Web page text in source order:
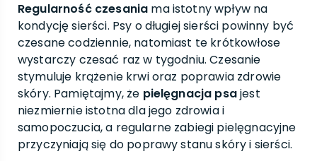
Regularność czesania ma istotny wpływ na
kondycję sierści. Psy o długiej sierści powinny być
czesane codziennie, natomiast te krótkowłose
wystarczy czesać raz w tygodniu. Czesanie
stymuluje krążenie krwi oraz poprawia zdrowie
skóry. Pamiętajmy, że pielęgnacja psajest
niezmiernie istotna dla jego zdrowia i
samopoczucia, a regularne zabiegi pielęgnacyjne
przyczyniają się do poprawy stanu skóry i sierści.